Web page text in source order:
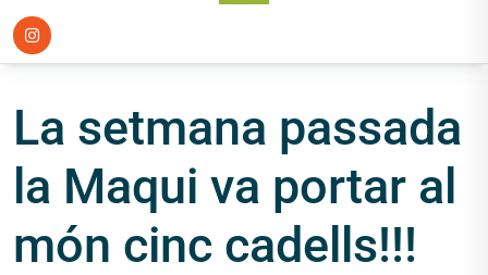
La setmana passada
la Maqui va portar al
món cinc cadells!!!